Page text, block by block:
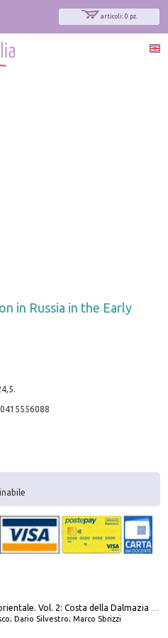
articoli: 0 pz.
in Russia in the Early
Dario Silvestro; Marco Sbrizzi